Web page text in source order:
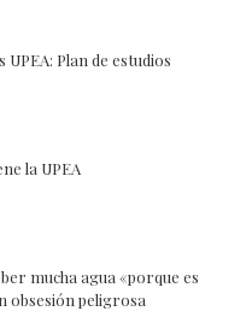
Plan de estudios
la UPEA
mucha agua «porque es
obsesión peligrosa